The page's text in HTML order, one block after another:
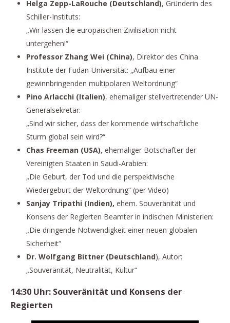
Helga Zepp-LaRouche (Deutschland), Gründerin des
Schiller-Instituts:
„Wir lassen die europäischen Zivilisation nicht
untergehen!“
Professor Zhang Wei (China), Direktor des China
Institute der Fudan-Universität: „Aufbau einer
gewinnbringenden multipolaren Weltordnung“
Pino Arlacchi (Italien), ehemaliger stellvertretender UN-
Generalsekretär:
„Sind wir sicher, dass der kommende wirtschaftliche
Sturm global sein wird?“
Chas Freeman (USA), ehemaliger Botschafter der
Vereinigten Staaten in Saudi-Arabien:
„Die Geburt, der Tod und die perspektivische
Wiedergeburt der Weltordnung“ (per Video)
Sanjay Tripathi (Indien), ehem. Souveränität und
Konsens der Regierten Beamter in indischen Ministerien:
„Die dringende Notwendigkeit einer neuen globalen
Sicherheit“
Dr. Wolfgang Bittner (Deutschland), Autor:
„Souveränität, Neutralität, Kultur“
14:30 Uhr: Souveränität und Konsens der
Regierten